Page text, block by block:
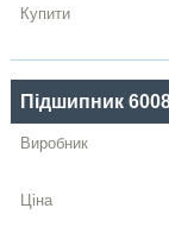
грн
Купити
Підшипник